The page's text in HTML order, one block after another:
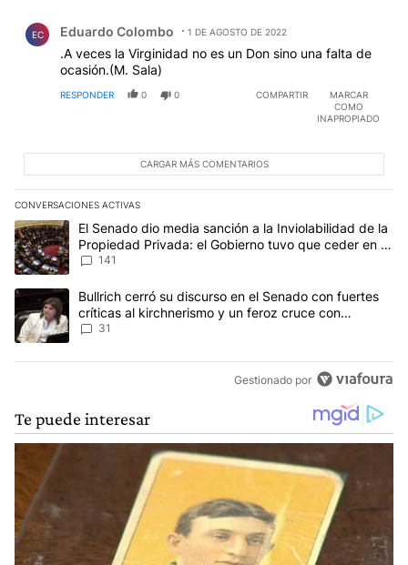
EC Eduardo Colombo 1 DE AGOSTO DE 2022
.A veces la Virginidad no es un Don sino una falta de
ocasión.(M. Sala)
RESPONDER 0 0 COMPARTIR
MARCAR
COMO
INAPROPIADO
CARGAR MÁS COMENTARIOS
CONVERSACIONES ACTIVAS
Este listado muestra los artículos con más comentarios en los
Un artículo de tendencia con el título "El Senado dio media
El Senado dio media sanción a la Inviolabilidad de la
Propiedad Privada: el Gobierno tuvo que ceder en la
Ley del Manejo del Fuego
141
Un artículo de tendencia con el título "Bullrich cerró su discurso
Bullrich cerró su discurso en el Senado con fuertes
críticas al kirchnerismo y un feroz cruce con
Capitanich al que le gritó “¡cállate!”
31
Gestionado por